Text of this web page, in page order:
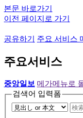
본문 바로가기
이전 페이지로 가기
공유하기 주요 서비스
주요서비스
중앙일보 메가메뉴로
검색어 입력폼